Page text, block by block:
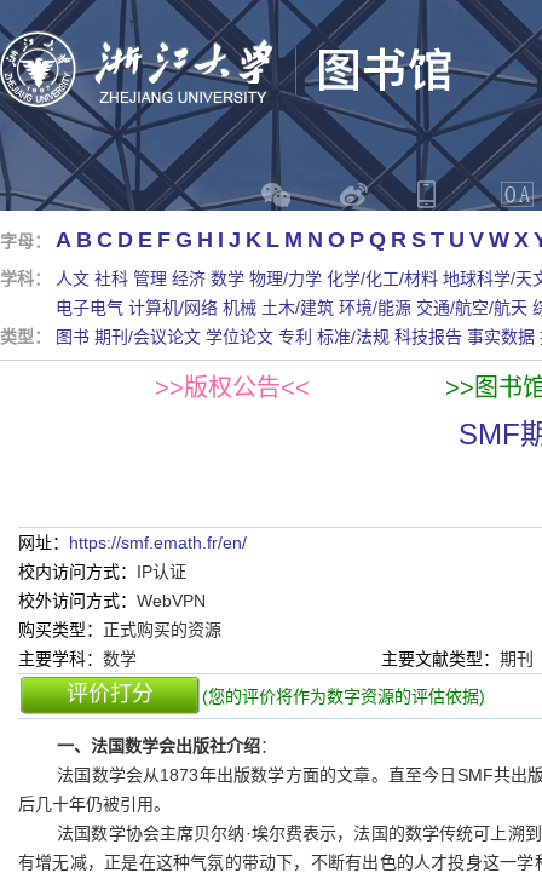
字母： A B C D E F G H I J K L M N O P Q R S T U V W X
学科： 人文 社科 管理 经济 数学 物理/力学 化学/化工/材料 地球科学/天
电子电气 计算机/网络 机械 土木/建筑 环境/能源 交通/航空/航天
类型：
图书 期刊/会议论文 学位论文 专利 标准/法规 科技报告 事实数据
>>版权公告<< >>图书
SMF
网址： https://smf.emath.fr/en/
校内访问方式： IP认证
校外访问方式： WebVPN
购买类型： 正式购买的资源
主要学科： 数学 主要文献类型： 期刊
评价打分 (您的评价将作为数字资源的评估依据)
一、法国数学会出版社介绍：
法国数学会从1873年出版数学方面的文章。直至今日SMF共出
后几十年仍被引用。
法国数学协会主席贝尔纳·埃尔费表示，法国的数学传统可上溯
有增无减，正是在这种气氛的带动下，不断有出色的人才投身这一